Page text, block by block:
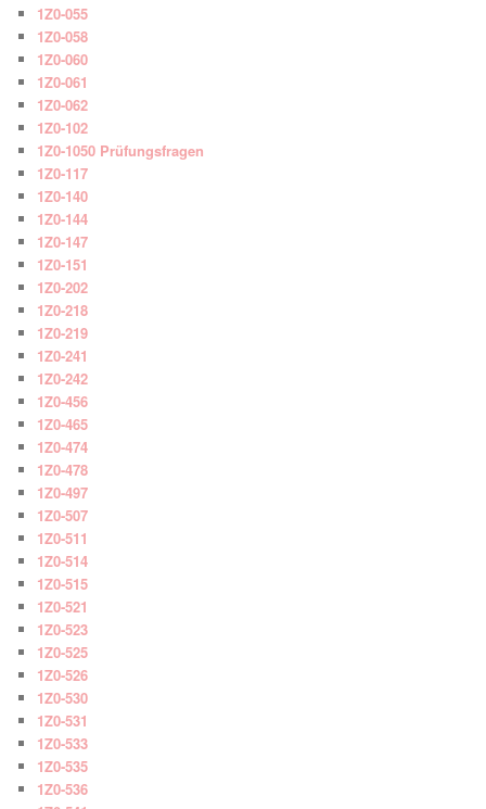
1Z0-055
1Z0-058
1Z0-060
1Z0-061
1Z0-062
1Z0-102
1Z0-1050 Prüfungsfragen
1Z0-117
1Z0-140
1Z0-144
1Z0-147
1Z0-151
1Z0-202
1Z0-218
1Z0-219
1Z0-241
1Z0-242
1Z0-456
1Z0-465
1Z0-474
1Z0-478
1Z0-497
1Z0-507
1Z0-511
1Z0-514
1Z0-515
1Z0-521
1Z0-523
1Z0-525
1Z0-526
1Z0-530
1Z0-531
1Z0-533
1Z0-535
1Z0-536